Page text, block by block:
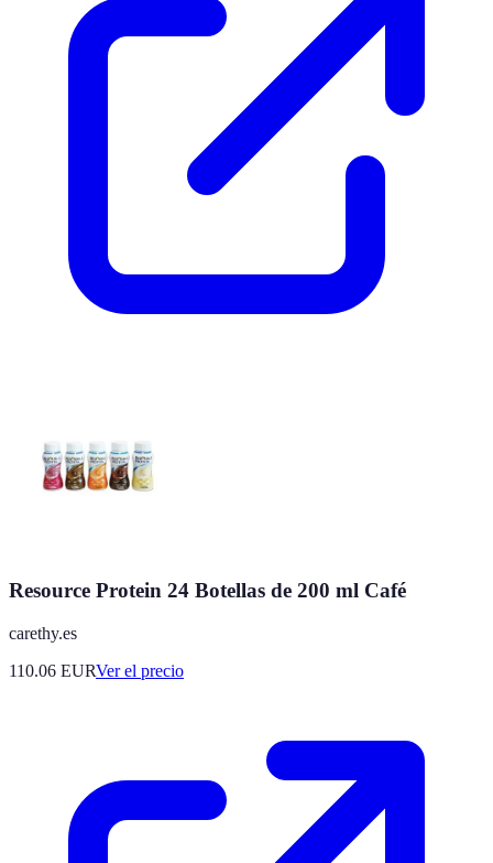
Resource Protein 24 Botellas de 200 ml Café
carethy.es
110.06 EURVer el precio